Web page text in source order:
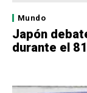
Mundo
Japón
durante el